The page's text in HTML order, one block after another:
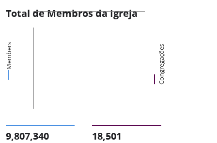
Total de Membros da Igreja
Members Congregações
9,807,340 18,501